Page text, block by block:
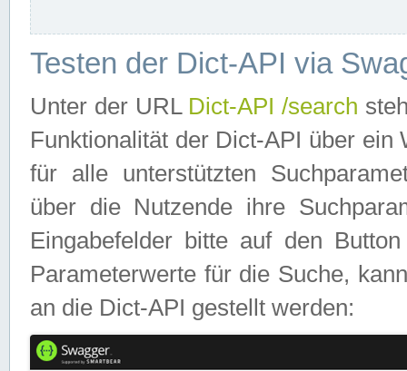
Testen der Dict-API via
Unter der URL Dict-API /search
Funktionalität der Dict-API über
für alle unterstützten
über die Nutzende ihre
Eingabefelder bitte auf den
Parameterwerte für die Suche,
an die Dict-API gestellt werden: